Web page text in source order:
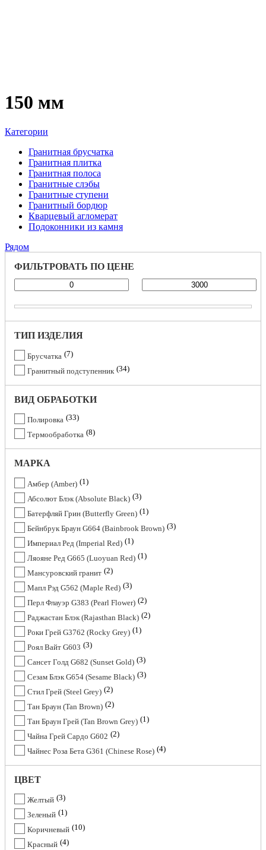
150 мм
Категории
Гранитная брусчатка
Гранитная плитка
Гранитная полоса
Гранитные слэбы
Гранитные ступени
Гранитный бордюр
Кварцевый агломерат
Подоконники из камня
Рядом
ФИЛЬТРОВАТЬ ПО ЦЕНЕ
ТИП ИЗДЕЛИЯ
Брусчатка 7
Гранитный подступенник 34
ВИД ОБРАБОТКИ
Полировка 33
Термообработка 8
МАРКА
Амбер (Amber) 1
Абсолют Блэк (Absolute Black) 3
Батерфляй Грин (Butterfly Green) 1
Бейнбрук Браун G664 (Bainbrook Brown) 3
Империал Ред (Imperial Red) 1
Ляояне Ред G665 (Luoyuan Red) 1
Мансуровский гранит 2
Мапл Рэд G562 (Maple Red) 3
Перл Флауэр G383 (Pearl Flower) 2
Раджастан Блэк (Rajasthan Black) 2
Роки Грей G3762 (Rocky Grey) 1
Роял Вайт G603 3
Сансет Голд G682 (Sunset Gold) 3
Сезам Блэк G654 (Sesame Black) 3
Стил Грей (Steel Grey) 2
Тан Браун (Tan Brown) 2
Тан Браун Грей (Tan Brown Grey) 1
Чайна Грей Сардо G602 2
Чайнес Роза Бета G361 (Chinese Rose) 4
ЦВЕТ
Желтый 3
Зеленый 1
Коричневый 10
Красный 4